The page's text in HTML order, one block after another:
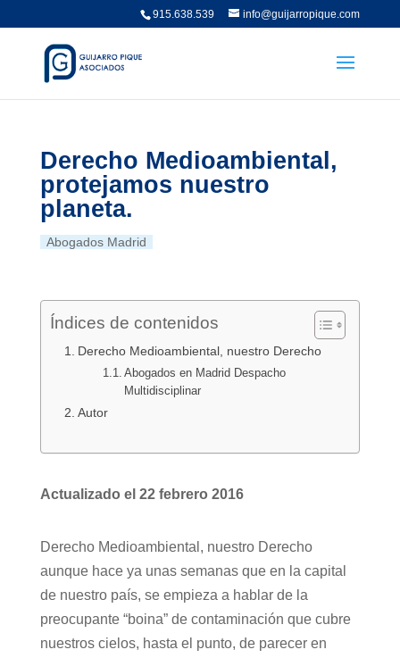
915.638.539 info@guijarropique.com
Derecho Medioambiental,
protejamos nuestro
planeta.
Abogados Madrid
Índices de contenidos
Derecho Medioambiental, nuestro Derecho
Abogados en Madrid Despacho
Multidisciplinar
Autor
Actualizado el 22 febrero 2016
Derecho Medioambiental, nuestro Derecho
aunque hace ya unas semanas que en la capital
de nuestro país, se empieza a hablar de la
preocupante “boina” de contaminación que cubre
nuestros cielos, hasta el punto, de parecer en